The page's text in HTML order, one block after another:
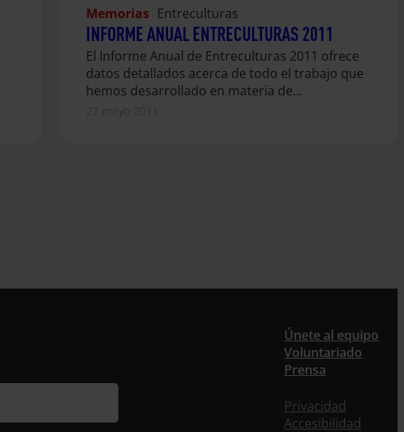
Memorias Entreculturas
INFORME ANUAL ENTRECULTURAS 2011
El Informe Anual de Entreculturas 2011 ofrece
datos detallados acerca de todo el trabajo que
hemos desarrollado en materia de…
Únete al equipo
Voluntariado
Prensa
Privacidad
Accesibilidad